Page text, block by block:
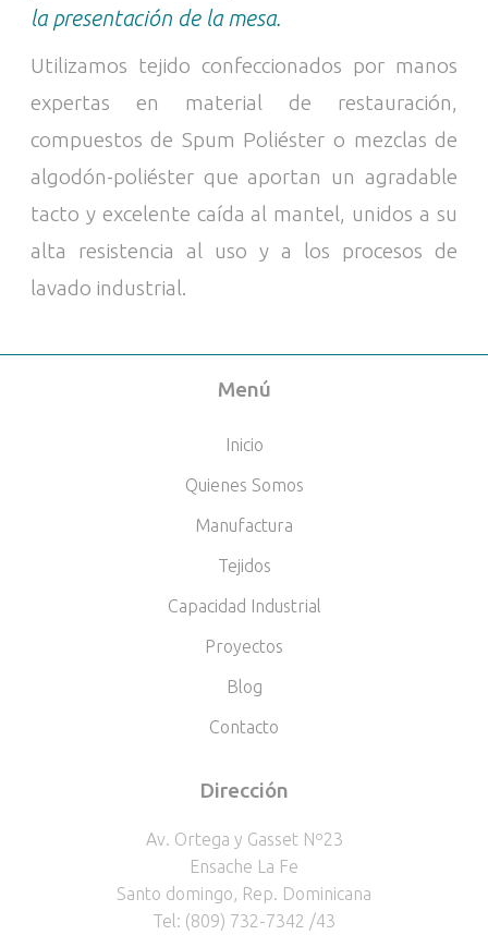
la presentación de la mesa.
Utilizamos tejido confeccionados por manos
expertas en material de restauración,
compuestos de Spum Poliéster o mezclas de
algodón-poliéster que aportan un agradable
tacto y excelente caída al mantel, unidos a su
alta resistencia al uso y a los procesos de
lavado industrial.
Menú
Inicio
Quienes Somos
Manufactura
Tejidos
Capacidad Industrial
Proyectos
Blog
Contacto
Dirección
Av. Ortega y Gasset Nº23
Ensache La Fe
Santo domingo, Rep. Dominicana
Tel: (809) 732-7342 /43